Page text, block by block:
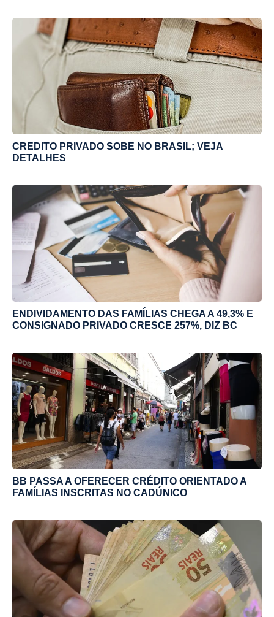
CREDITO PRIVADO SOBE NO BRASIL; VEJA
DETALHES
ENDIVIDAMENTO DAS FAMÍLIAS CHEGA A 49,3% E
CONSIGNADO PRIVADO CRESCE 257%, DIZ BC
BB PASSA A OFERECER CRÉDITO ORIENTADO A
FAMÍLIAS INSCRITAS NO CADÚNICO